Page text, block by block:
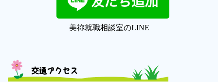
美祢就職相談室のLINE
交通アクセス